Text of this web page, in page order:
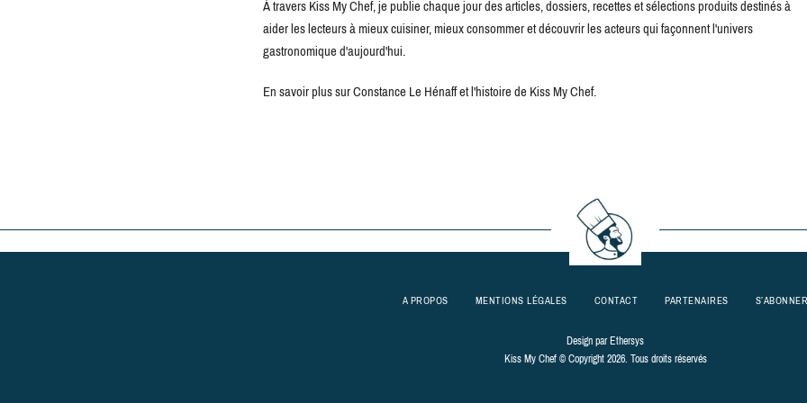
À travers Kiss My Chef, je publie chaque jour des articles, dossiers, recettes et sélections produits destinés à
aider les lecteurs à mieux cuisiner, mieux consommer et découvrir les acteurs qui façonnent l'univers
gastronomique d'aujourd'hui.
En savoir plus sur Constance Le Hénaff et l'histoire de Kiss My Chef.
A PROPOS MENTIONS LÉGALES CONTACT PARTENAIRES S’ABONNER
Design parEthersys
Kiss My Chef © Copyright 2026. Tous droits réservés